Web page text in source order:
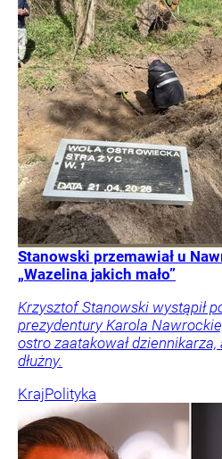
Stanowski przemawiał u
„Wazelina jakich mało”
Krzysztof Stanowski wystąpił
prezydentury Karola
ostro zaatakował dziennikarza,
dłużny.
KrajPolityka